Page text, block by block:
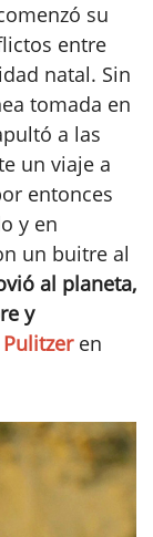
su
entre
natal. Sin
tomada en
a las
un viaje a
entonces
y en
un buitre al
al planeta,
y
Pulitzer en